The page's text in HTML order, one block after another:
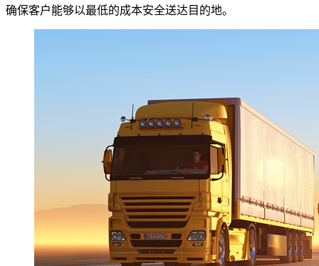
确保客户能够以最低的成本安全送达目的地。